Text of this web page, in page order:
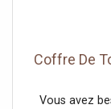
et la
votre
adaptées.Si
Coffre De
Vous avez